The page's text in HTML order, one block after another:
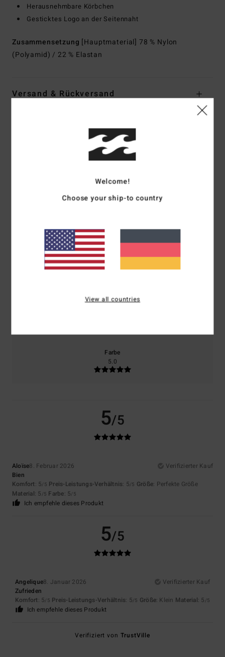
Herausnehmbare Körbchen
Gesticktes Logo an der Seitennaht
Zusammensetzung [Hauptmaterial] 78 % Nylon
(Polyamid) / 22 % Elastan
Versand & Rückversand
Kundenbewertungen
5.0/5
basierend auf2 verifizierten Bewertungenseit Januar 2026
100% unserer Kunden empfehlen dieses Produkt
Komfort
Farbe
5.0
5/5
Aloïse8. Februar 2026
Verifizierter Kauf
Bien
Komfort: 5/5 Preis-Leistungs-Verhältnis: 5/5 Größe: Perfekte Größe
Material: 5 /5 Farbe: 5/5
Ich empfehle dieses Produkt
5/5
Angelique8. Januar 2026
Verifizierter Kauf
Zufrieden
Komfort: 5/5 Preis-Leistungs-Verhältnis: 5/5 Größe: Klein Material: 5 /5
Ich empfehle dieses Produkt
Verifiziert von TrustVille
Welcome!
Choose your ship-to country
View all countries